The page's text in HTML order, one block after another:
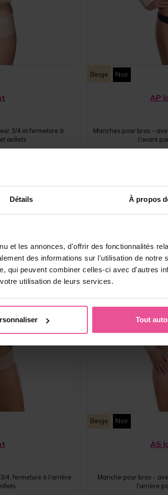
Détails À propos
et les annonces, d'offrir des fonctionnalités
des informations sur l'utilisation de notre
qui peuvent combiner celles-ci avec d'autres
utilisation de leurs services.
Tout
3/4 et fermeture à
œillets
Beige Noir
AP
Manches pour bras -
l'avant
4, fermeture à l'arrière
Beige Noir
AS
Manche pour bras -
l'arrière